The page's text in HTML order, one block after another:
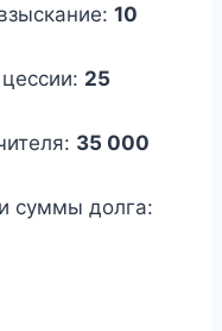
10
25
35 000
суммы долга: